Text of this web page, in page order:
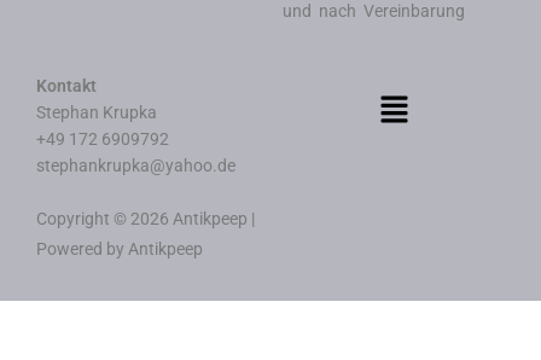
und nach Vereinbarung
Kontakt
Stephan Krupka
+49 172 6909792
stephankrupka@yahoo.de
Copyright © 2026 Antikpeep |
Powered by Antikpeep